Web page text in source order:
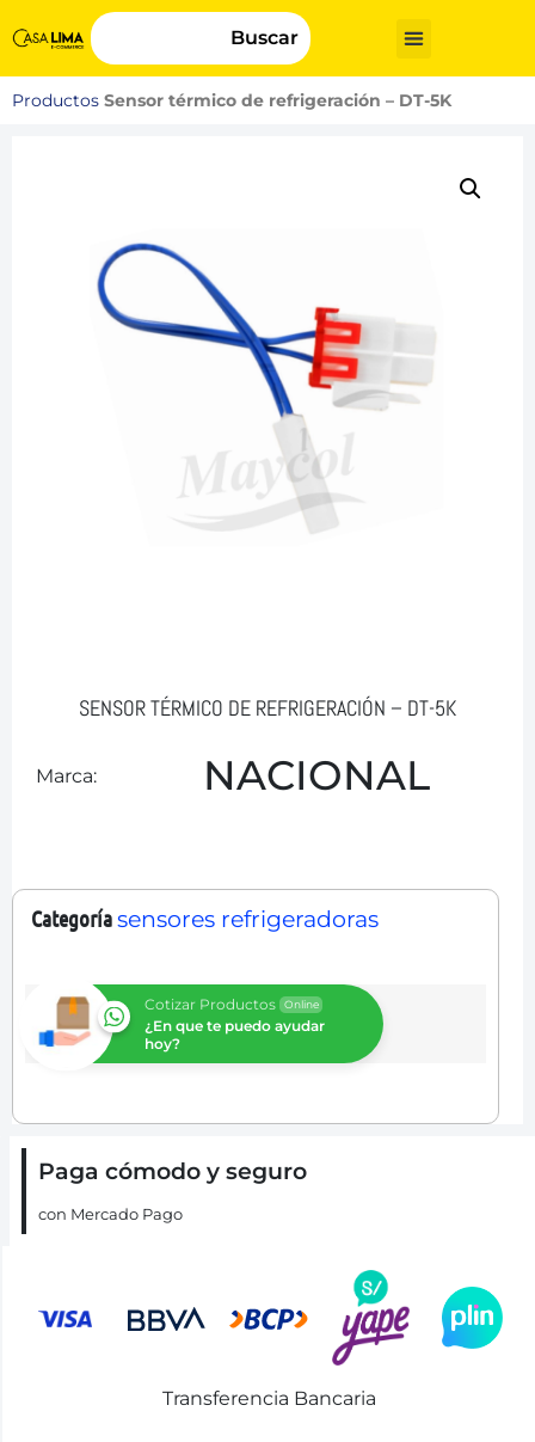
Buscar
Productos Sensor térmico de refrigeración – DT-5K
SENSOR TÉRMICO DE REFRIGERACIÓN – DT-5K
Marca: NACIONAL
Categoríasensores refrigeradoras
Cotizar Productos Online
¿En que te puedo ayudar
hoy?
Paga cómodo y seguro
con Mercado Pago
Transferencia Bancaria